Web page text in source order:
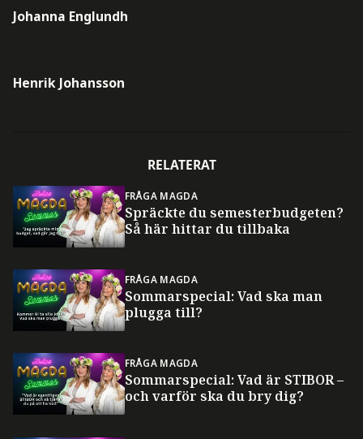
Johanna Englundh
Henrik Johansson
RELATERAT
FRÅGA MAGDA
Spräckte du semesterbudgeten?
Så här hittar du tillbaka
FRÅGA MAGDA
Sommarspecial: Vad ska man
plugga till?
FRÅGA MAGDA
Sommarspecial: Vad är STIBOR –
och varför ska du bry dig?